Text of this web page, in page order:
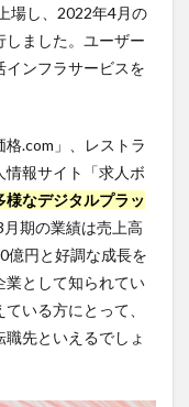
場し、2022年4月の
ました。ユーザー
インフラサービスを
.com」、レストラ
情報サイト「求人ボ
様なデジタルプラッ
期の業績は売上高
億円と好調な成長を
業として知られてい
いる方にとって、
先といえるでしょ